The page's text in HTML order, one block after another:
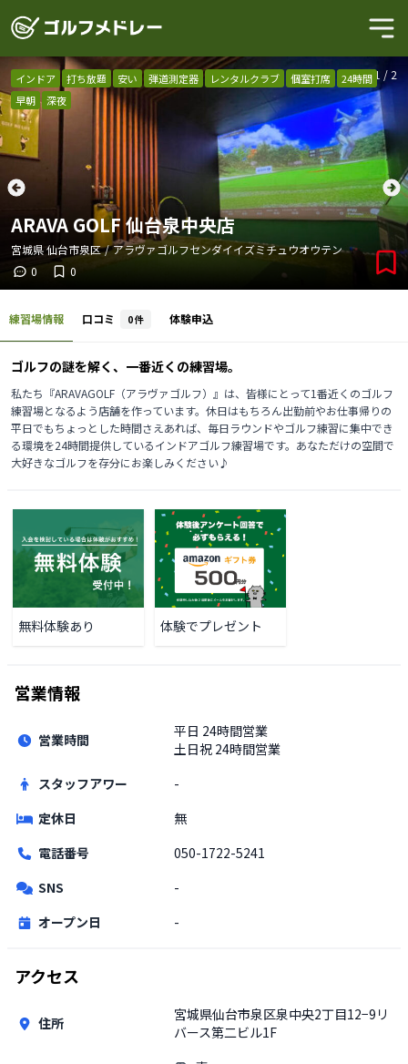
1 / 2
インドア 打ち放題 安い 弾道測定器 レンタルクラブ 個室打席
24時間
早朝
深夜
ARAVA GOLF 仙台泉中央店
宮城県仙台市泉区 / アラヴァゴルフセンダイイズミチュウオウテン
0
0
練習場情報 口コミ 0件 体験申込
ゴルフの謎を解く、一番近くの練習場。
私たち『ARAVAGOLF（アラヴァゴルフ）』は、皆様にとって1番近くのゴルフ
練習場となるよう店舗を作っています。休日はもちろん出勤前やお仕事帰りの
平日でもちょっとした時間さえあれば、毎日ラウンドやゴルフ練習に集中でき
る環境を24時間提供しているインドアゴルフ練習場です。あなただけの空間で
大好きなゴルフを存分にお楽しみください♪
無料体験あり 体験でプレゼント
営業情報
営業時間 平日 24時間営業
土日祝 24時間営業
スタッフアワー
-
定休日
無
電話番号
050-1722-5241
SNS
-
オープン日
-
アクセス
住所
宮城県仙台市泉区泉中央2丁目12−9リ
バース第二ビル1F